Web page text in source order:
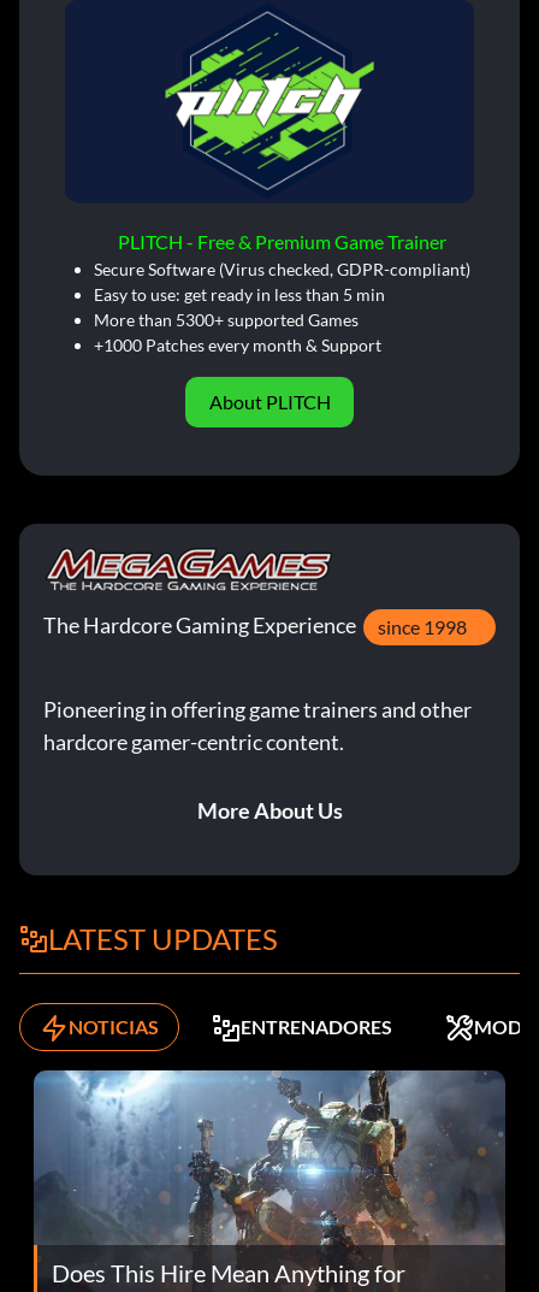
PLITCH - Free & Premium Game Trainer
Secure Software (Virus checked, GDPR-compliant)
Easy to use: get ready in less than 5 min
More than 5300+ supported Games
+1000 Patches every month & Support
About PLITCH
The Hardcore Gaming Experience since 1998
Pioneering in offering game trainers and other
hardcore gamer-centric content.
More About Us
LATEST UPDATES
NOTICIAS ENTRENADORES MODS
Does This Hire Mean Anything for